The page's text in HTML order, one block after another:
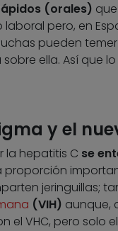
(orales)
laboral pero, en
pueden
ella. Así que
y el
la hepatitis C se
proporción
jeringuillas;
(VIH) aunque,
VHC, pero solo